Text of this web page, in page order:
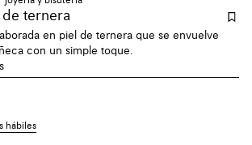
de ternera
en piel de ternera que se envuelve
con un simple toque.
hábiles